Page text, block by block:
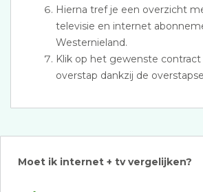
Hierna tref je een overzicht
televisie en internet
Westernieland.
Klik op het gewenste
overstap dankzij de
Moet ik internet + tv vergelijken?